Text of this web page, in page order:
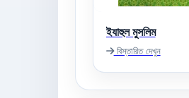
ইযাহুল মুসলিম
বিস্তারিত দেখুন